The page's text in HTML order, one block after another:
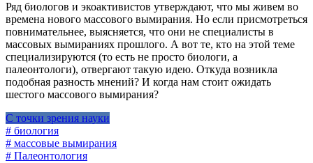
Ряд биологов и экоактивистов утверждают, что мы живем во
времена нового массового вымирания. Но если присмотреться
повнимательнее, выясняется, что они не специалисты в
массовых вымираниях прошлого. А вот те, кто на этой теме
специализируются (то есть не просто биологи, а
палеонтологи), отвергают такую идею. Откуда возникла
подобная разность мнений? И когда нам стоит ожидать
шестого массового вымирания?
С точки зрения науки
# биология
# массовые вымирания
# Палеонтология